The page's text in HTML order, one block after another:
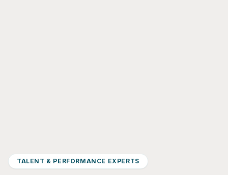
TALENT & PERFORMANCE EXPERTS